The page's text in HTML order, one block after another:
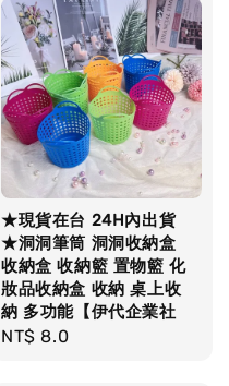
★現貨在台 24H內出貨
★洞洞筆筒 洞洞收納盒
收納盒 收納籃 置物籃 化
妝品收納盒 收納 桌上收
納 多功能【伊代企業社
Regular
NT$ 8.0